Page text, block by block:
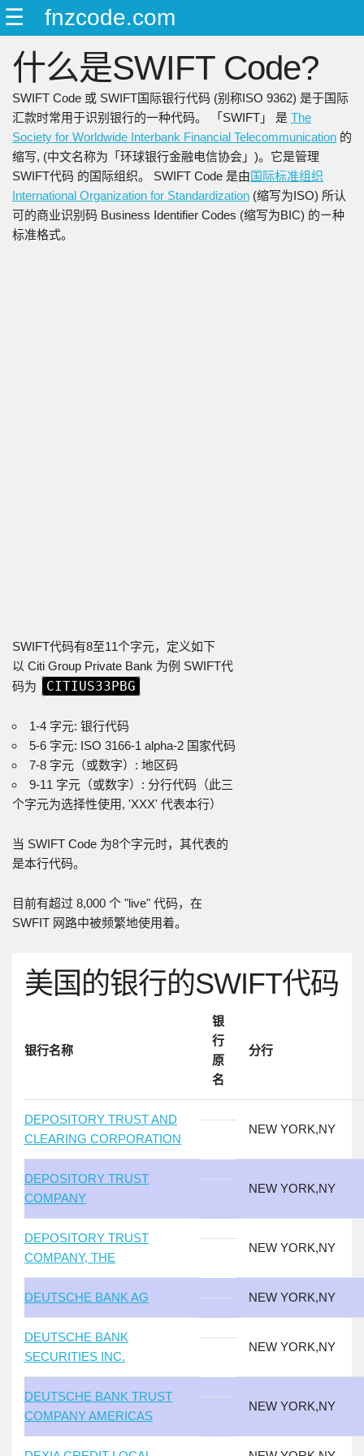
☰ fnzcode.com
日本語
简中
繁中
什么是SWIFT Code?
SWIFT Code 或 SWIFT国际银行代码 (别称ISO 9362) 是于国际
汇款时常用于识别银行的一种代码。 「SWIFT」 是 The
Society for Worldwide Interbank Financial Telecommunication 的
缩写, (中文名称为「环球银行金融电信协会」)。它是管理
SWIFT代码 的国际组织。 SWIFT Code 是由国际标准组织
International Organization for Standardization (缩写为ISO) 所认
可的商业识别码 Business Identifier Codes (缩写为BIC) 的ㄧ种
标准格式。
SWIFT代码有8至11个字元，定义如下
以 Citi Group Private Bank 为例 SWIFT代
码为
CITIUS33PBG
1-4 字元: 银行代码
5-6 字元: ISO 3166-1 alpha-2 国家代码
7-8 字元（或数字）: 地区码
9-11 字元（或数字）: 分行代码（此三
个字元为选择性使用, 'XXX' 代表本行）
当 SWIFT Code 为8个字元时，其代表的
是本行代码。
目前有超过 8,000 个 "live" 代码，在
SWFIT 网路中被频繁地使用着。
美国的银行的SWIFT代码
银行名称
银
行
原
名
分行
DEPOSITORY TRUST AND
CLEARING CORPORATION
NEW YORK,NY
DEPOSITORY TRUST
COMPANY
NEW YORK,NY
DEPOSITORY TRUST
COMPANY, THE
NEW YORK,NY
DEUTSCHE BANK AG NEW YORK,NY
DEUTSCHE BANK
SECURITIES INC.
NEW YORK,NY
DEUTSCHE BANK TRUST
COMPANY AMERICAS
NEW YORK,NY